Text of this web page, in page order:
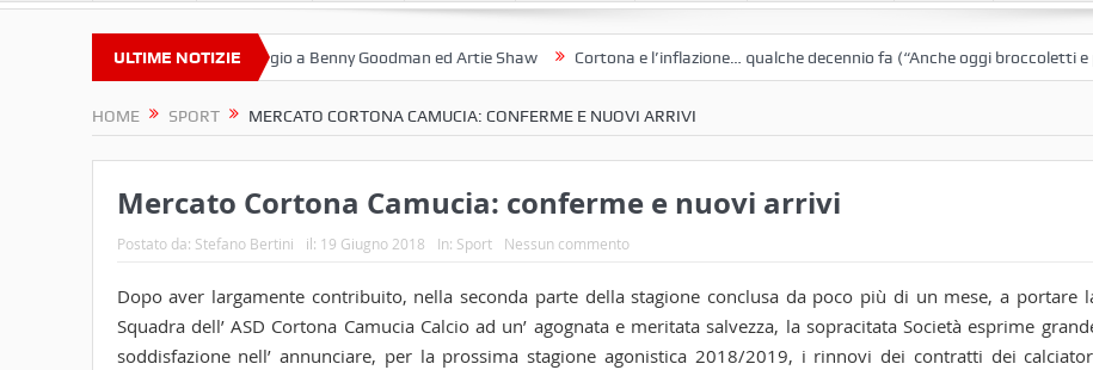
ULTIME NOTIZIE
a Camucia? Omaggio a Benny Goodman ed Artie Shaw Cortona e l’inflazione… qualche decennio fa (“Anche oggi broccoletti e
HOME SPORT MERCATO CORTONA CAMUCIA: CONFERME E NUOVI ARRIVI
Mercato Cortona Camucia: conferme e nuovi arrivi
Postato da: Stefano Bertini il: 19 Giugno 2018 In: Sport Nessun commento
Dopo aver largamente contribuito, nella seconda parte della stagione conclusa da poco più di un mese, a portare
Squadra dell’ ASD Cortona Camucia Calcio ad un’ agognata e meritata salvezza, la sopracitata Società esprime
soddisfazione nell’ annunciare, per la prossima stagione agonistica 2018/2019, i rinnovi dei contratti dei